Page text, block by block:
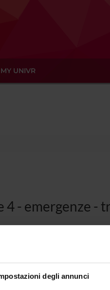
degli annunci
UNIVR
- emergenze -